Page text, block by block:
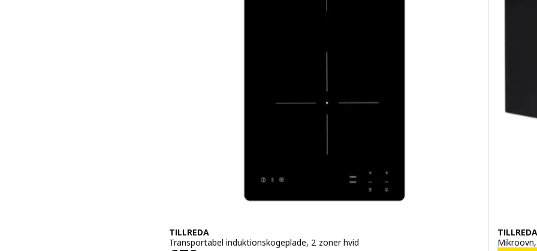
TILLREDA
Transportabel induktionskogeplade, 2 zoner hvid
TILLREDA